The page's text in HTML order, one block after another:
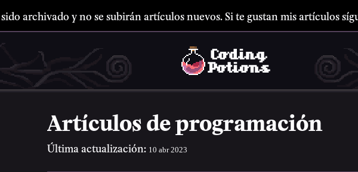
archivado y no se subirán artículos nuevos. Si te gustan mis artículos
Artículos de programación
Última actualización: 10 abr 2023